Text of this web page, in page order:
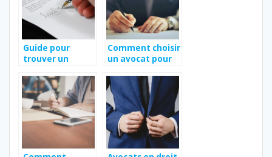
Guide pour
trouver un
Argenteuil :
quelques
conseils utiles
Comment choisir
un avocat pour
mieux vos
interets